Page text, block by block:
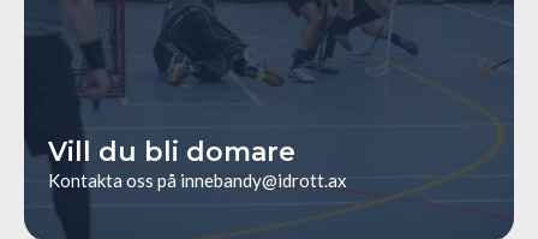
Vill du bli domare
Kontakta oss på innebandy@idrott.ax